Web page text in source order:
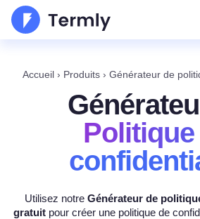
Accueil › Produits › Générateur de
Politique
Utilisez notre Générateur de
gratuitpour créer une politique de